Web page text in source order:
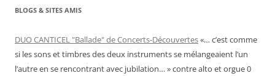
BLOGS & SITES AMIS
DUO CANTICEL "Ballade" de Concerts-Découvertes«… c’est comme
si les sons et timbres des deux instruments se mélangeaient l’un
l’autre en se rencontrant avec jubilation… » contre alto et orgue 0